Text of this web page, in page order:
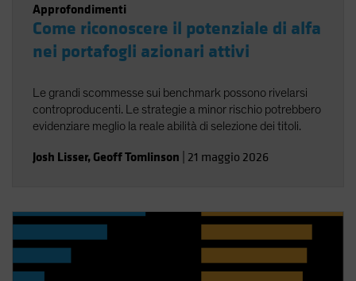
Approfondimenti
Come riconoscere il potenziale di alfa
nei portafogli azionari attivi
Le grandi scommesse sui benchmark possono rivelarsi
controproducenti. Le strategie a minor rischio potrebbero
evidenziare meglio la reale abilità di selezione dei titoli.
Josh Lisser, Geoff Tomlinson 21 maggio 2026